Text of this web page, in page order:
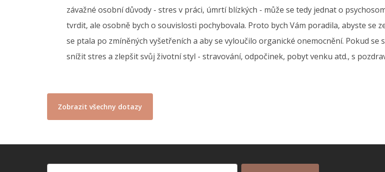
závažné osobní důvody - stres v práci, úmrtí blízkých - může se tedy jednat o
tvrdit, ale osobně bych o souvislosti pochybovala. Proto bych Vám poradila, abyste se
se ptala po zmíněných vyšetřeních a aby se vyloučilo organické onemocnění. Pokud
snížit stres a zlepšit svůj životní styl - stravování, odpočinek, pobyt venku atd., s
Zobrazit všechny dotazy